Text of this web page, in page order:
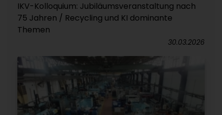
IKV-Kolloquium: Jubiläumsveranstaltung nach
75 Jahren / Recycling und KI dominante
Themen
30.03.2026